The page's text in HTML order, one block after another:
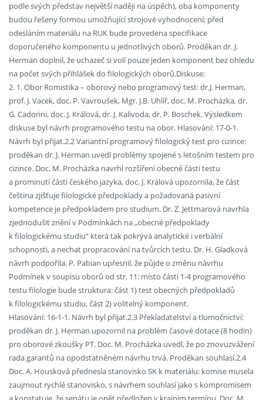
podle svých představ největší naději na úspěch), oba komponenty
budou řešeny formou umožňující strojové vyhodnocení; před
odesláním materiálu na RUK bude provedena specifikace
doporučeného komponentu u jednotlivých oborů. Proděkan dr. J.
Herman doplnil, že uchazeč si volí pouze jeden komponent bez ohledu
na počet svých přihlášek do filologických oborů.Diskuse:
2. 1. Obor Romistika – oborový nebo programový test: dr.J. Herman,
prof. J. Vacek, doc. P. Vavroušek, Mgr. J.B. Uhlíř, doc. M. Procházka, dr.
G. Cadorini, doc. J. Králová, dr. J. Kalivoda, dr. P. Boschek. Výsledkem
diskuse byl návrh programového testu na obor. Hlasování: 17-0-1.
Návrh byl přijat.2.2 Variantní programový filologický test pro cizince:
proděkan dr. J. Herman uvedl problémy spojené s letošním testem pro
cizince. Doc. M. Procházka navrhl rozšíření obecné části testu
a prominutí části českého jazyka, doc. J. Králová upozornila, že část
čeština zjišťuje filologické předpoklady a požadovaná pasivní
kompetence je předpokladem pro studium. Dr. Z. Jettmarová navrhla
zjednodušit znění v Podmínkách na „obecné předpoklady
k filologickému studiu“ která tak pokrývá analytické i verbální
schopnosti, a nechat propracování na tvůrcích testu. Dr. H. Gladková
návrh podpořila. P. Pabian upřesnil, že půjde o změnu návrhu
Podmínek v soupisu oborů od str. 11: místo částí 1-4 programového
testu filologie bude struktura: část 1) test obecných předpokladů
k filologickému studiu, část 2) volitelný komponent.
Hlasování: 16-1-1. Návrh byl přijat.2.3 Překladatelství a tlumočnictví:
proděkan dr. J. Herman upozornil na problém časové dotace (8 hodin)
pro oborové zkoušky PT. Doc. M. Procházka uvedl, že po znovuzvážení
rada garantů na opodstatněném návrhu trvá. Proděkan souhlasí.2.4
Doc. A. Housková přednesla stanovisko SK k materiálu: komise musela
zaujmout rychlé stanovisko, s návrhem souhlasí jako s kompromisem